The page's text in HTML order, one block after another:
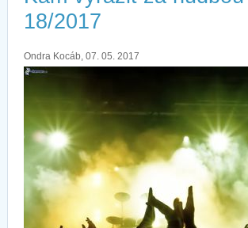
18/2017
Ondra Kocáb, 07. 05. 2017